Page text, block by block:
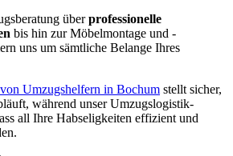
überprofessionelle
bis hin zur Möbelmontage und -
uns um sämtliche Belange Ihres
Umzugshelfern in Bochum stellt sicher,
während unser Umzugslogistik-
all Ihre Habseligkeiten effizient und